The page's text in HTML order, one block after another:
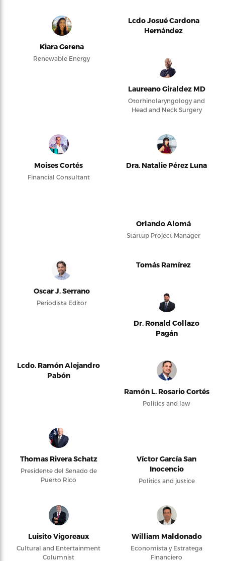
Kiara Gerena
Renewable Energy
Lcdo Josué Cardona
Hernández
Laureano Giraldez MD
Otorhinolaryngology and
Head and Neck Surgery
Moises Cortés
Financial Consultant
Dra. Natalie Pérez Luna
Orlando Alomá
Startup Project Manager
Oscar J. Serrano
Periodista Editor
Tomás Ramírez
Dr. Ronald Collazo
Pagán
Lcdo. Ramón Alejandro
Pabón
Ramón L. Rosario Cortés
Politics and law
Thomas Rivera Schatz
Presidente del Senado de
Puerto Rico
Víctor García San
Inocencio
Politics and justice
Luisito Vigoreaux
Cultural and Entertainment
Columnist
William Maldonado
Economista y Estratega
Financiero